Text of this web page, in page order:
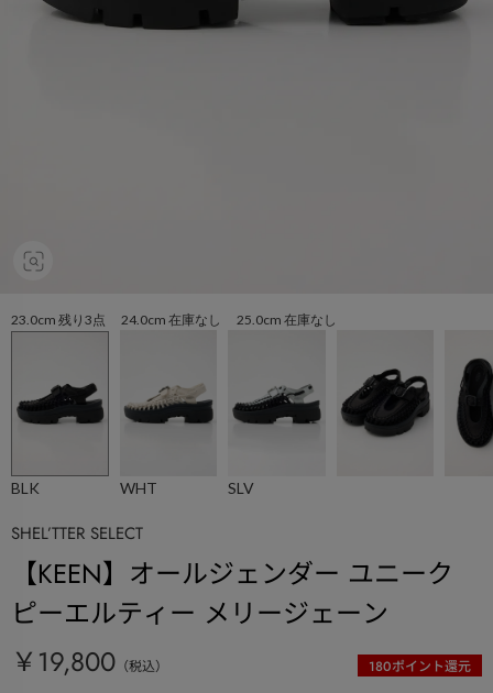
23.0cm 残り3点 24.0cm 在庫なし 25.0cm 在庫なし
BLK WHT SLV
SHEL’TTER SELECT
【KEEN】オールジェンダー ユニーク
ピーエルティー メリージェーン
￥19,800 （税込） 180ポイント還元